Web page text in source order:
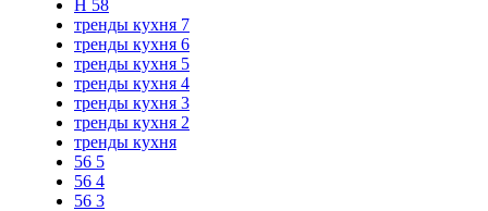
Н 58
тренды кухня 7
тренды кухня 6
тренды кухня 5
тренды кухня 4
тренды кухня 3
тренды кухня 2
тренды кухня
56 5
56 4
56 3